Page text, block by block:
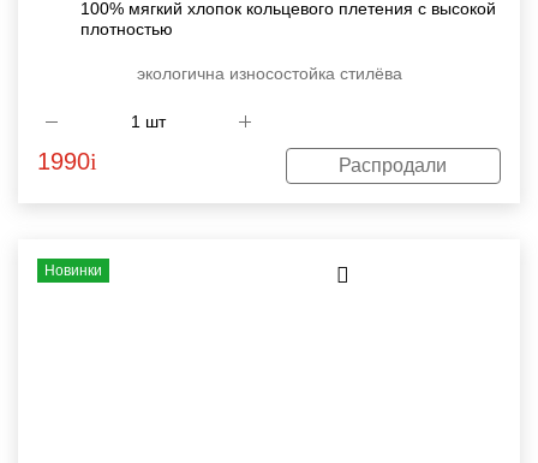
100% мягкий хлопок кольцевого плетения с высокой
плотностью
экологична износостойка стилёва
1990i Распродали
Новинки